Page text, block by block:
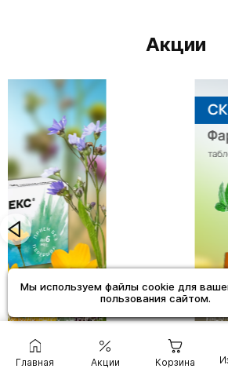
Мы используем файлы cookie для
пользования сайтом.
Главная Акции Корзина
Акции
ФАРИНГОСЕПТ ТАБЛЕТКИ №20